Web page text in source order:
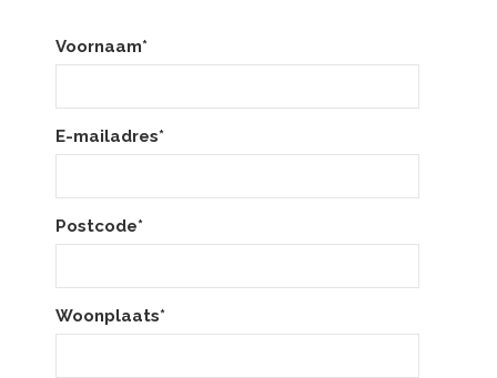
Voornaam*
E-mailadres*
Postcode*
Woonplaats*